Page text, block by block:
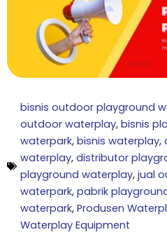
bisnis outdoor playground
outdoor waterplay, bisnis
waterpark, bisnis waterplay,
waterplay, distributor
playground waterplay, jual
waterpark, pabrik
waterpark, Produsen
Waterplay Equipment